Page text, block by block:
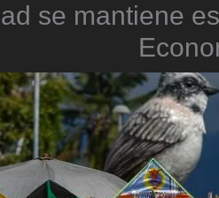
se mantiene